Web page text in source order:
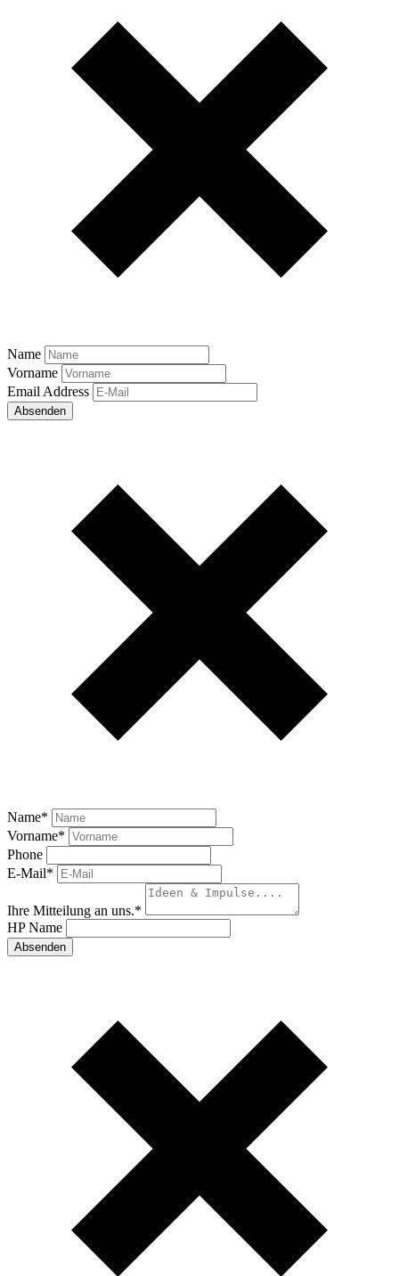
Name
Vorname
Email Address
Name*
Vorname*
Phone
E-Mail*
Ihre Mitteilung an uns.*
HP Name
Absenden